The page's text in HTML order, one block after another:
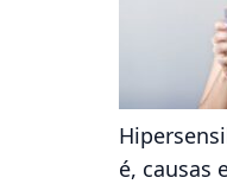
é, causas